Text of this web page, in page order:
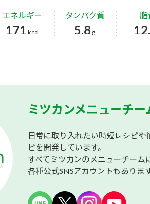
エネルギー
171kcal
タンパク質
5.8 g
脂
ミツカンメニューチー
日常に取り入れたい時短レシピ
ピを開発しています。
すべてミツカンのメニューチーム
各種公式SNSアカウントもあります